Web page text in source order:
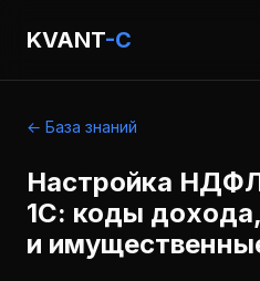
KVANT-C
← База знаний
Настройка
1С: коды
и